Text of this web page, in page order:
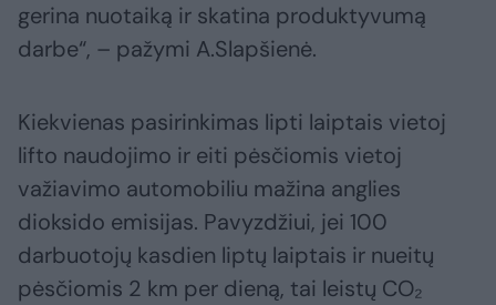
gerina nuotaiką ir skatina produktyvumą
darbe“, – pažymi A.Slapšienė.
Kiekvienas pasirinkimas lipti laiptais vietoj
lifto naudojimo ir eiti pėsčiomis vietoj
važiavimo automobiliu mažina anglies
dioksido emisijas. Pavyzdžiui, jei 100
darbuotojų kasdien liptų laiptais ir nueitų
pėsčiomis 2 km per dieną, tai leistų CO₂